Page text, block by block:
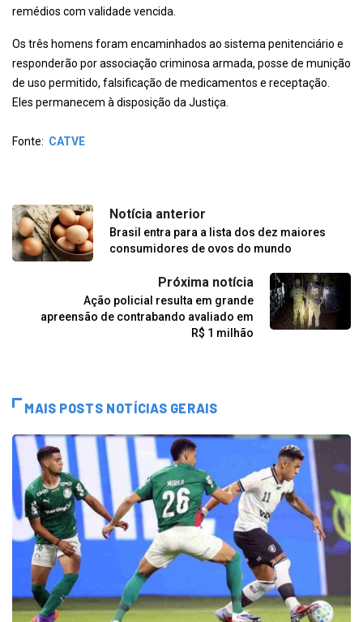
remédios com validade vencida.
Os três homens foram encaminhados ao sistema penitenciário e
responderão por associação criminosa armada, posse de munição
de uso permitido, falsificação de medicamentos e receptação.
Eles permanecem à disposição da Justiça.
Fonte: CATVE
Notícia anterior
Brasil entra para a lista dos dez maiores
consumidores de ovos do mundo
Próxima notícia
Ação policial resulta em grande
apreensão de contrabando avaliado em
R$ 1 milhão
MAIS POSTS NOTÍCIAS GERAIS